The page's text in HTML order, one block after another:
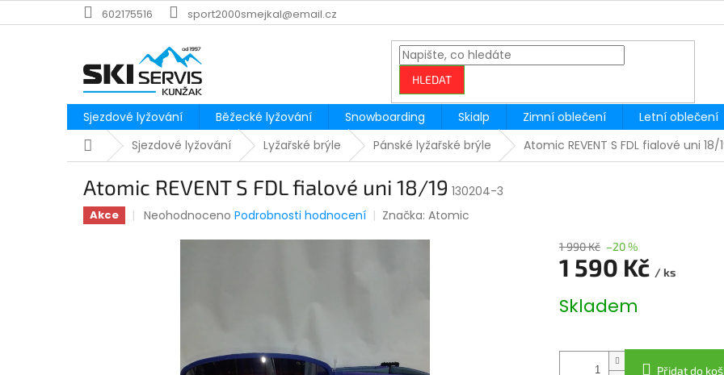
na
602175516 sport2000smejkal@email.cz
HLEDAT
Sjezdové lyžování Běžecké lyžování Snowboarding Skialp Zimní oblečení Letní oblečení
DomůSjezdové lyžování Lyžařské brýle Pánské lyžařské brýle Atomic REVENT S FDL fialové uni 18/
Atomic REVENT S FDL fialové uni 18/19 130204-3
Akce
Průměrné
produktu
Neohodnoceno Podrobnosti hodnocení Značka: Atomic
1 990 Kč –20 %
1 590 Kč / ks
cena:
Skladem
Přidat do